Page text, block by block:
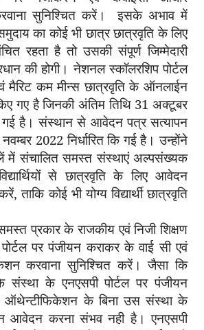
सुनिश्चित करें। इसके अभाव में
का कोई भी छात्र छात्रवृति के लिए
रहता है तो उसकी संपूर्ण जिम्मेदारी
की होगी। नेशनल स्कॉलरशिप पोर्टल
मैरिट कम मीन्स छात्रवृति के ऑनलाईन
गए है जिनकी अंतिम तिथि 31 अक्टूबर
गई है। संस्थान से आवेदन पत्र सत्यापन
2022 निर्धारित कि गई है। उन्होंने
में संचालित समस्त संस्थाएं अल्पसंख्यक
से छात्रवृति के लिए आवेदन
ताकि कोई भी योग्य विद्यार्थी छात्रवृति
प्रकार के राजकीय एवं निजी शिक्षण
पर पंजीयन कराकर के वाई सी एवं
करवाना सुनिश्चित करें। जैसा कि
संस्था के एनएसपी पोर्टल पर पंजीयन
ऑथेन्टीफिकेशन के बिना उस संस्था के
आवेदन करना संभव नही है। एनएसपी